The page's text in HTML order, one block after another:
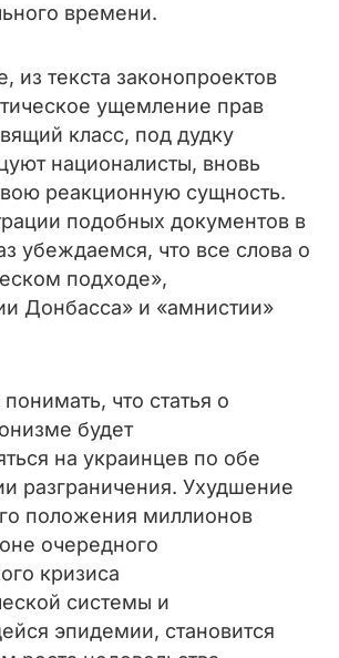
времени.
из текста законопроектов
ущемление прав
класс, под дудку
националисты, вновь
реакционную сущность.
подобных документов в
убеждаемся, что все слова о
подходе»,
Донбасса» и «амнистии»
что статья о
будет
на украинцев по обе
разграничения. Ухудшение
положения миллионов
очередного
кризиса
системы и
эпидемии, становится